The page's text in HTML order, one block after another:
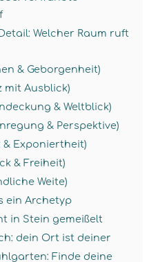
Welcher Raum ruft
& Geborgenheit)
mit Ausblick)
& Weltblick)
& Perspektive)
& Exponiertheit)
& Freiheit)
Weite)
ein Archetyp
in Stein gemeißelt
dein Ort ist deiner
Finde deine